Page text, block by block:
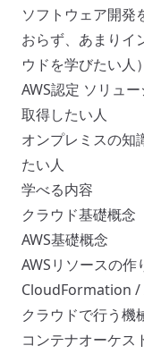
ソフトウェア開発
おらず、あまりイ
ウドを学びたい人）
AWS認定 ソリュ
取得したい人
オンプレミスの知
たい人
学べる内容
クラウド基礎概念
AWS基礎概念
AWSリソースの作
CloudFormation /
クラウドで行う機
コンテナオーケス